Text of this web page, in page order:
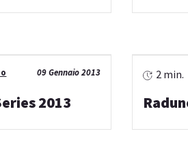
09 Gennaio 2013
2013
2 min.